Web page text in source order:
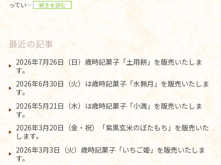
ってい…
続きを読む
最近の記事
2026年7月26日（日）歳時記菓子「土用餅」を販売いたしま
す。
2026年6月30日（火）は歳時記菓子「水無月」を販売いたしま
す。
2026年5月21日（木）は歳時記菓子「小満」を販売いたしま
す。
2026年3月20日（金・祝）「紫黒玄米のぼたもち」を販売いた
します。
2026年3月3日（火）歳時記菓子「いちご姫」を販売いたしま
す。